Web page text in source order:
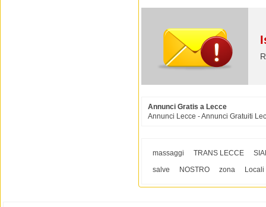
Annunci Gratis a Lecce
Annunci Lecce - Annunci Gratuiti
massaggi TRANS LECCE
salve
NOSTRO zona Locali